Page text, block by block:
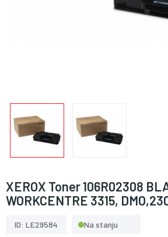
XEROX Toner 106R02308
WORKCENTRE 3315,
ID: LE29584 Na stanju